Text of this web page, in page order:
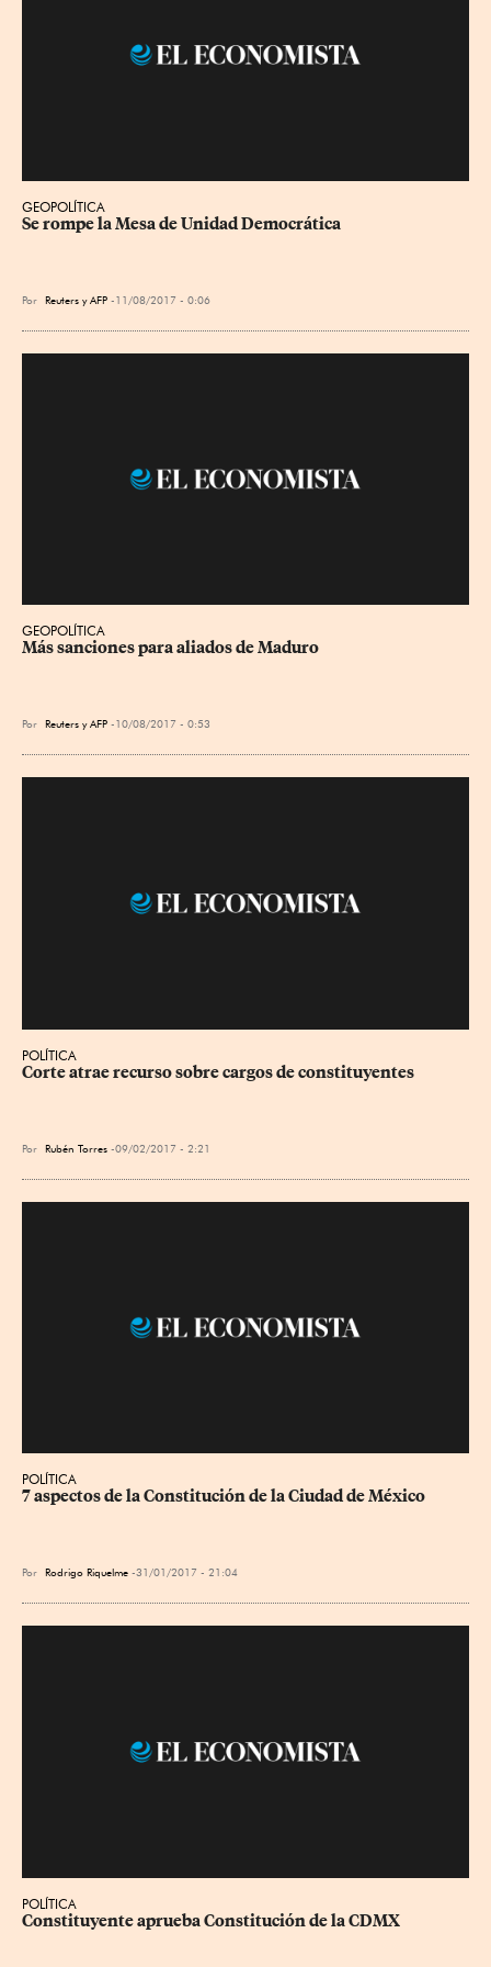
GEOPOLÍTICA
Se rompe la Mesa de Unidad Democrática
Por Reuters y AFP 11/08/2017 - 0:06
GEOPOLÍTICA
Más sanciones para aliados de Maduro
Por Reuters y AFP 10/08/2017 - 0:53
POLÍTICA
Corte atrae recurso sobre cargos de constituyentes
Por Rubén Torres 09/02/2017 - 2:21
POLÍTICA
7 aspectos de la Constitución de la Ciudad de México
Por Rodrigo Riquelme 31/01/2017 - 21:04
POLÍTICA
Constituyente aprueba Constitución de la CDMX